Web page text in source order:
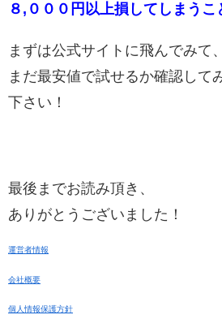
８,０００円以上損してしまう
まずは公式サイトに飛んでみて、
まだ最安値で試せるか確認して
下さい！
最後までお読み頂き、
ありがとうございました！
運営者情報
会社概要
個人情報保護方針